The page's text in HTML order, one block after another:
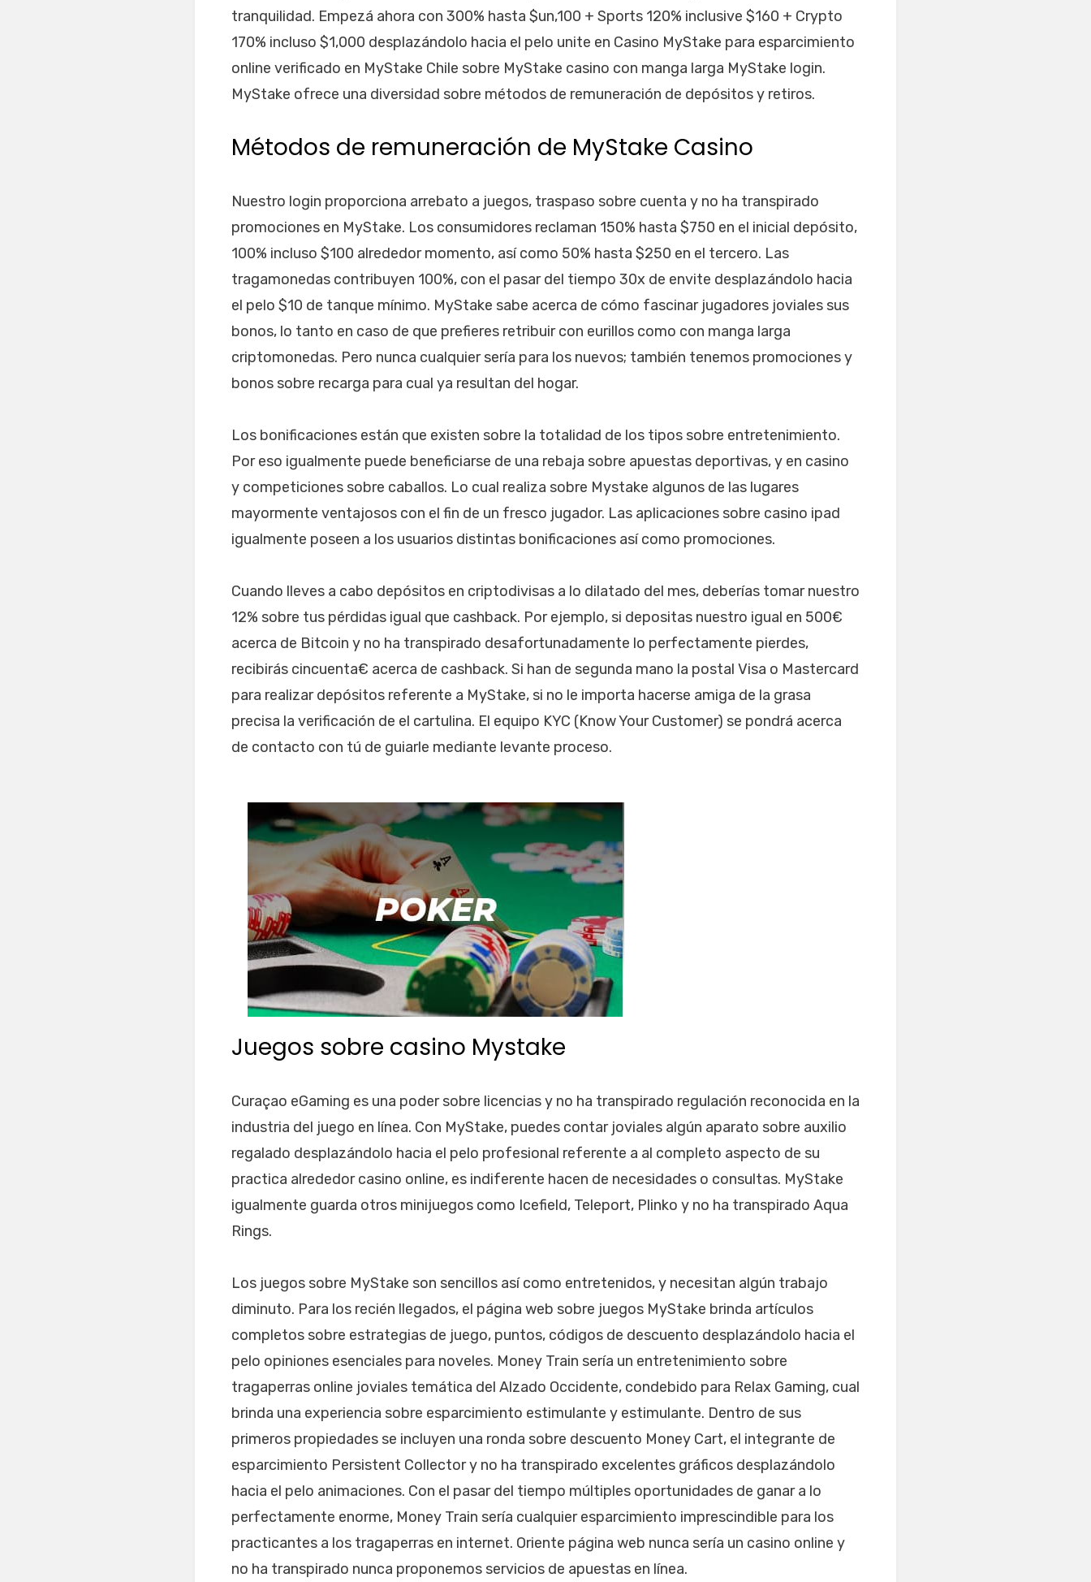
tranquilidad. Empezá ahora con 300% hasta $un,100 + Sports 120% inclusive $160 + Crypto
170% incluso $1,000 desplazándolo hacia el pelo unite en Casino MyStake para esparcimiento
online verificado en MyStake Chile sobre MyStake casino con manga larga MyStake login.
MyStake ofrece una diversidad sobre métodos de remuneración de depósitos y retiros.
Métodos de remuneración de MyStake Casino
Nuestro login proporciona arrebato a juegos, traspaso sobre cuenta y no ha transpirado
promociones en MyStake. Los consumidores reclaman 150% hasta $750 en el inicial depósito,
100% incluso $100 alrededor momento, así­ como 50% hasta $250 en el tercero. Las
tragamonedas contribuyen 100%, con el pasar del tiempo 30x de envite desplazándolo hacia
el pelo $10 de tanque mínimo. MyStake sabe acerca de cómo fascinar jugadores joviales sus
bonos, lo tanto en caso de que prefieres retribuir con eurillos como con manga larga
criptomonedas. Pero nunca cualquier serí­a para los nuevos; también tenemos promociones y
bonos sobre recarga para cual ya resultan del hogar.
Los bonificaciones están que existen sobre la totalidad de los tipos sobre entretenimiento.
Por eso igualmente puede beneficiarse de una rebaja sobre apuestas deportivas, y en casino
y competiciones sobre caballos. Lo cual realiza sobre Mystake algunos de las lugares
mayormente ventajosos con el fin de un fresco jugador. Las aplicaciones sobre casino ipad
igualmente poseen a los usuarios distintas bonificaciones así­ como promociones.
Cuando lleves a cabo depósitos en criptodivisas a lo dilatado del mes, deberías tomar nuestro
12% sobre tus pérdidas igual que cashback. Por ejemplo, si depositas nuestro igual en 500€
acerca de Bitcoin y no ha transpirado desafortunadamente lo perfectamente pierdes,
recibirás cincuenta€ acerca de cashback. Si han de segunda mano la postal Visa o Mastercard
para realizar depósitos referente a MyStake, si no le importa hacerse amiga de la grasa
precisa la verificación de el cartulina. El equipo KYC (Know Your Customer) se pondrá acerca
de contacto con tú de guiarle mediante levante proceso.
Juegos sobre casino Mystake
Curaçao eGaming es una poder sobre licencias y no ha transpirado regulación reconocida en la
industria del juego en línea. Con MyStake, puedes contar joviales algún aparato sobre auxilio
regalado desplazándolo hacia el pelo profesional referente a al completo aspecto de su
practica alrededor casino online, es indiferente hacen de necesidades o consultas. MyStake
igualmente guarda otros minijuegos como Icefield, Teleport, Plinko y no ha transpirado Aqua
Rings.
Los juegos sobre MyStake son sencillos así­ como entretenidos, y necesitan algún trabajo
diminuto. Para los recién llegados, el página web sobre juegos MyStake brinda artículos
completos sobre estrategias de juego, puntos, códigos de descuento desplazándolo hacia el
pelo opiniones esenciales para noveles. Money Train serí­a un entretenimiento sobre
tragaperras online joviales temática del Alzado Occidente, condebido para Relax Gaming, cual
brinda una experiencia sobre esparcimiento estimulante y estimulante. Dentro de sus
primeros propiedades se incluyen una ronda sobre descuento Money Cart, el integrante de
esparcimiento Persistent Collector y no ha transpirado excelentes gráficos desplazándolo
hacia el pelo animaciones. Con el pasar del tiempo múltiples oportunidades de ganar a lo
perfectamente enorme, Money Train serí­a cualquier esparcimiento imprescindible para los
practicantes a los tragaperras en internet. Oriente página web nunca serí­a un casino online y
no ha transpirado nunca proponemos servicios de apuestas en línea.